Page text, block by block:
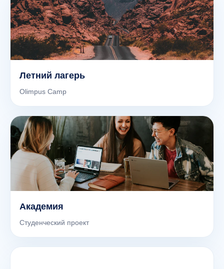
Летний лагерь
Olimpus Camp
Академия
Студенческий проект